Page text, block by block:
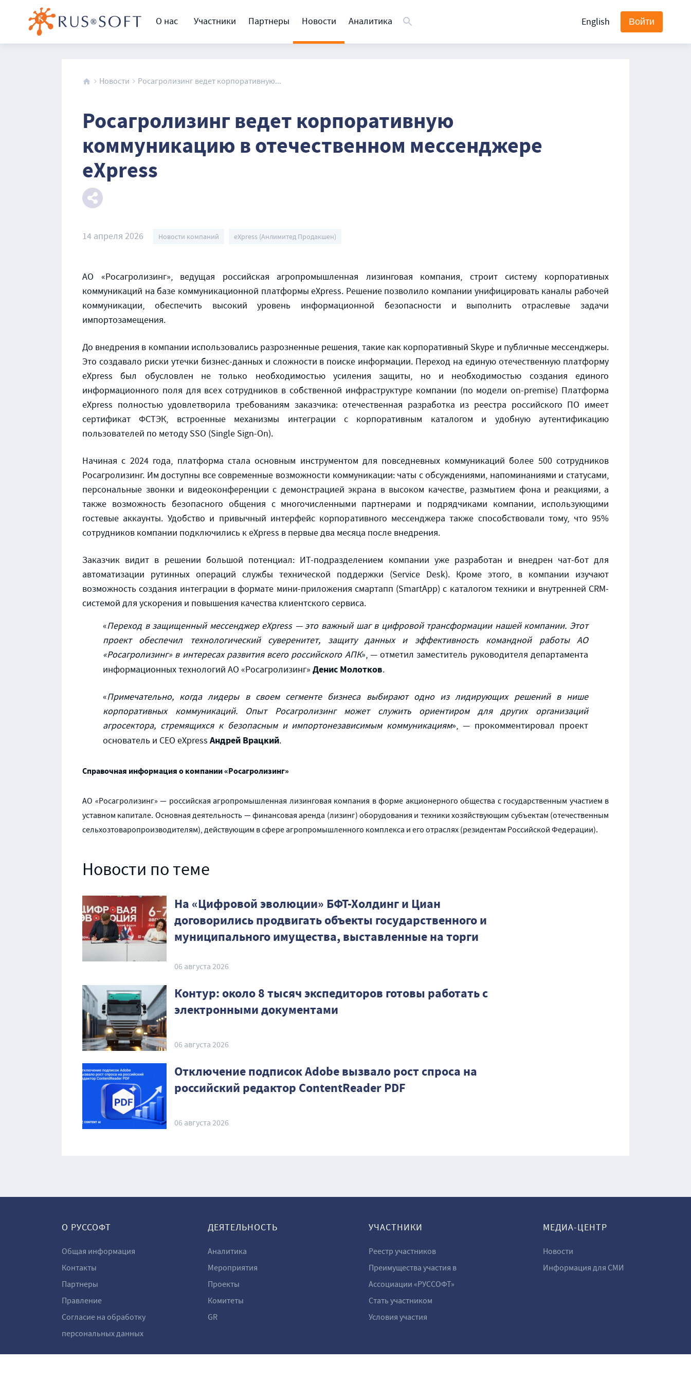
О нас Участники Партнеры Новости Аналитика English Войти
Новости Росагролизинг ведет корпоративную...
Росагролизинг ведет корпоративную
коммуникацию в отечественном мессенджере
eXpress
14 апреля 2026 Новости компаний eXpress (Анлимитед Продакшен)
АО «Росагролизинг», ведущая российская агропромышленная лизинговая компания, строит систему корпоративных
коммуникаций на базе коммуникационной платформы eXpress. Решение позволило компании унифицировать каналы рабочей
коммуникации, обеспечить высокий уровень информационной безопасности и выполнить отраслевые задачи
импортозамещения.
До внедрения в компании использовались разрозненные решения, такие как корпоративный Skype и публичные мессенджеры.
Это создавало риски утечки бизнес-данных и сложности в поиске информации. Переход на единую отечественную платформу
eXpress был обусловлен не только необходимостью усиления защиты, но и необходимостью создания единого
информационного поля для всех сотрудников в собственной инфраструктуре компании (по модели on-premise) Платформа
eXpress полностью удовлетворила требованиям заказчика: отечественная разработка из реестра российского ПО имеет
сертификат ФСТЭК, встроенные механизмы интеграции с корпоративным каталогом и удобную аутентификацию
пользователей по методу SSO (Single Sign-On).
Начиная с 2024 года, платформа стала основным инструментом для повседневных коммуникаций более 500 сотрудников
Росагролизинг. Им доступны все современные возможности коммуникации: чаты с обсуждениями, напоминаниями и статусами,
персональные звонки и видеоконференции с демонстрацией экрана в высоком качестве, размытием фона и реакциями, а
также возможность безопасного общения с многочисленными партнерами и подрядчиками компании, использующими
гостевые аккаунты. Удобство и привычный интерфейс корпоративного мессенджера также способствовали тому, что 95%
сотрудников компании подключились к eXpress в первые два месяца после внедрения.
Заказчик видит в решении большой потенциал: ИТ-подразделением компании уже разработан и внедрен чат-бот для
автоматизации рутинных операций службы технической поддержки (Service Desk). Кроме этого, в компании изучают
возможность создания интеграции в формате мини-приложения смартапп (SmartApp) с каталогом техники и внутренней CRM-
системой для ускорения и повышения качества клиентского сервиса.
«Переход в защищенный мессенджер eXpress — это важный шаг в цифровой трансформации нашей компании. Этот
проект обеспечил технологический суверенитет, защиту данных и эффективность командной работы АО
«Росагролизинг» в интересах развития всего российского АПК», — отметил заместитель руководителя департамента
информационных технологий АО «Росагролизинг» Денис Молотков.
«Примечательно, когда лидеры в своем сегменте бизнеса выбирают одно из лидирующих решений в нише
корпоративных коммуникаций. Опыт Росагролизинг может служить ориентиром для других организаций
агросектора, стремящихся к безопасным и импортонезависимым коммуникациям», — прокомментировал проект
основатель и CEO eXpress Андрей Врацкий.
Справочная информация о компании «Росагролизинг»
АО «Росагролизинг» — российская агропромышленная лизинговая компания в форме акционерного общества с государственным участием в
уставном капитале. Основная деятельность — финансовая аренда (лизинг) оборудования и техники хозяйствующим субъектам (отечественным
сельхозтоваропроизводителям), действующим в сфере агропромышленного комплекса и его отраслях (резидентам Российской Федерации).
Новости по теме
На «Цифровой эволюции» БФТ-Холдинг и Циан
договорились продвигать объекты государственного и
муниципального имущества, выставленные на торги
06 августа 2026
Контур: около 8 тысяч экспедиторов готовы работать с
электронными документами
06 августа 2026
Отключение подписок Adobe вызвало рост спроса на
российский редактор ContentReader PDF
06 августа 2026
О РУССОФТ
Общая информация
Контакты
Партнеры
Правление
Согласие на обработку
персональных данных
ДЕЯТЕЛЬНОСТЬ
Аналитика
Мероприятия
Проекты
Комитеты
GR
УЧАСТНИКИ
Реестр участников
Преимущества участия в
Ассоциации «РУССОФТ»
Стать участником
Условия участия
МЕДИА-ЦЕНТР
Новости
Информация для СМИ